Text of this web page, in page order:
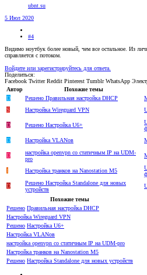
ubnt.su
5 Июл 2020
#4
Видимо ноутбук более новый, чем все остальное. Из
справляется с потоком.
Войдите или зарегистрируйтесь для ответа.
Поделиться:
Facebook Twitter Reddit Pinterest Tumblr WhatsApp
Автор
Похожие темы
D
Решено Правильная настройка DHCP
S
Настройка Wireguard VPN
D
Решено Настройка U6+
D
Настройка VLANов
D
настройка openvpn со статичным IP на UDM-
pro
I
Настройка транков на Nanostation M5
D
Решено Настройка Standalone для новых
устройств
Похожие темы
Решено Правильная настройка DHCP
Настройка Wireguard VPN
Решено Настройка U6+
Настройка VLANов
настройка openvpn со статичным IP на UDM-pro
Настройка транков на Nanostation M5
Решено Настройка Standalone для новых устройств